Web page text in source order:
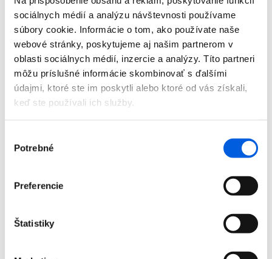
sociálnych médií a analýzu návštevnosti používame
súbory cookie. Informácie o tom, ako používate naše
webové stránky, poskytujeme aj našim partnerom v
oblasti sociálnych médií, inzercie a analýzy. Títo partneri
môžu príslušné informácie skombinovať s ďalšími
údajmi, ktoré ste im poskytli alebo ktoré od vás získali,
keď ste používali ich služby.
súhlasu
Potrebné
Preferencie
Štatistiky
Doplnky
Výpredaj
Predajne
O nás
Detail produktu
Domov
Pulóver dámsky - Tom Tailor